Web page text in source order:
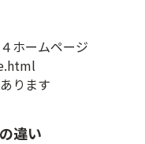
ホームページ
ります
違い